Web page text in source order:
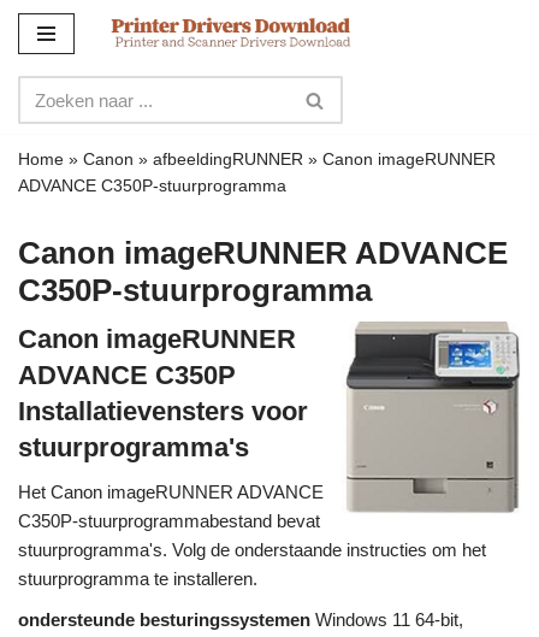
naar
de
inhoud
Home » Canon » afbeeldingRUNNER » Canon imageRUNNER
ADVANCE C350P-stuurprogramma
Canon imageRUNNER ADVANCE
C350P-stuurprogramma
Canon imageRUNNER
ADVANCE C350P
Installatievensters voor
stuurprogramma's
Het Canon imageRUNNER ADVANCE
C350P-stuurprogrammabestand bevat
stuurprogramma's. Volg de onderstaande instructies om het
stuurprogramma te installeren.
ondersteunde besturingssystemen Windows 11 64-bit,